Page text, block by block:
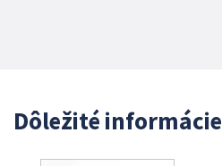
Dôležité informácie